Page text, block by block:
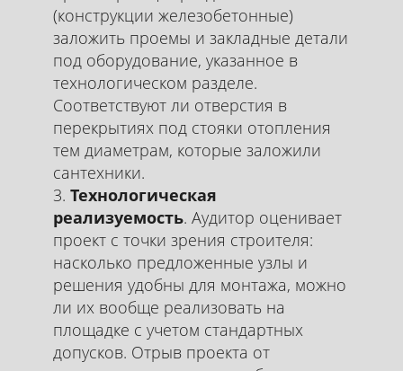
(конструкции железобетонные)
заложить проемы и закладные детали
под оборудование, указанное в
технологическом разделе.
Соответствуют ли отверстия в
перекрытиях под стояки отопления
тем диаметрам, которые заложили
сантехники.
Технологическая
реализуемость. Аудитор оценивает
проект с точки зрения строителя:
насколько предложенные узлы и
решения удобны для монтажа, можно
ли их вообще реализовать на
площадке с учетом стандартных
допусков. Отрыв проекта от